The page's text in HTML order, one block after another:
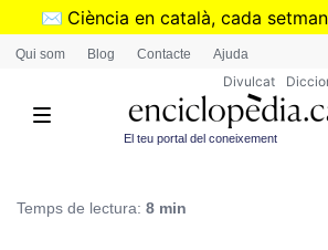
Vés
✉️ Ciència en català, cada
➜Subscriu-te al butlletí de
Qui som Blog Contacte Ajuda
Divulcat
El teu portal del coneixement
Temps de lectura: 8 min